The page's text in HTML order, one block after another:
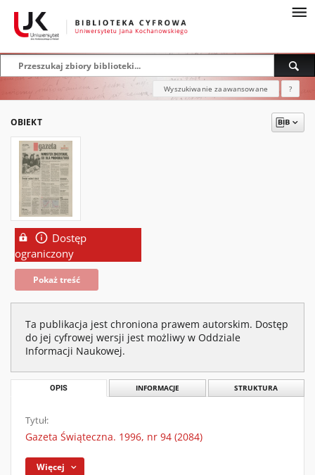
Wyszukiwanie zaawansowane ?
OBIEKT
Dostęp
ograniczony
Pokaż treść
Ta publikacja jest chroniona prawem autorskim. Dostęp
do jej cyfrowej wersji jest możliwy w Oddziale
Informacji Naukowej.
OPIS INFORMACJE STRUKTURA
Tytuł:
Gazeta Świąteczna. 1996, nr 94 (2084)
Więcej